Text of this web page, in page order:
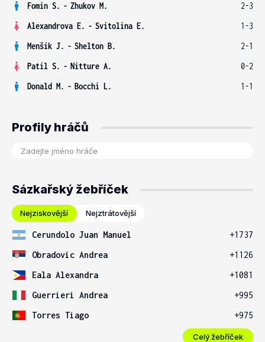
Fomin S. - Zhukov M.
2-3
Alexandrova E. - Svitolina E.
1-3
Menšík J. - Shelton B.
2-1
Patil S. - Nitture A.
0-2
Donald M. - Bocchi L. 1-1
Profily hráčů
Sázkařský žebříček
Nejziskovější Nejztrátovější
Cerundolo Juan Manuel
+1737
Obradovic Andrea
+1126
Eala Alexandra
+1081
Guerrieri Andrea
+995
Torres Tiago
+975
Celý žebříček